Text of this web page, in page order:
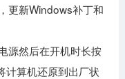
更新Windows补丁和
源然后在开机时长按
计算机还原到出厂状